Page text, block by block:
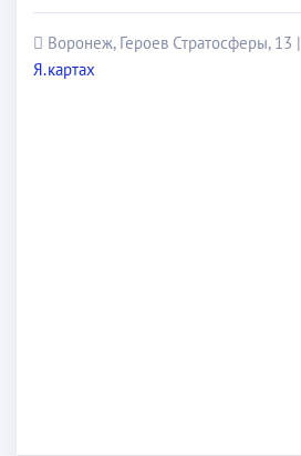
Воронеж, Героев Стратосферы, 13 |
Я.картах